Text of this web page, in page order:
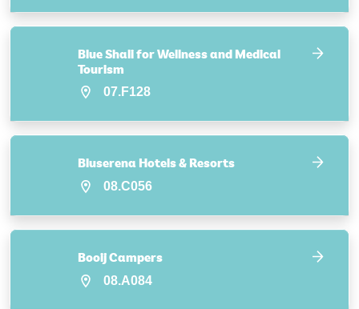
Blue Shali for Wellness and Medical
Tourism
07.F128
Bluserena Hotels & Resorts
08.C056
Booij Campers
08.A084